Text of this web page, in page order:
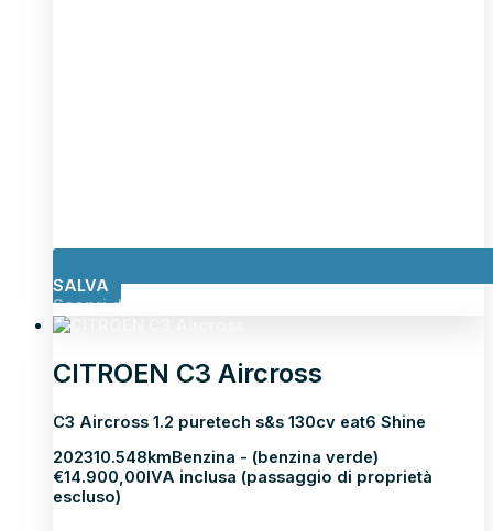
SALVA
Scopri di più
CITROEN C3 Aircross
C3 Aircross 1.2 puretech s&s 130cv eat6 Shine
202310.548kmBenzina - (benzina verde)
€14.900,00 IVA inclusa (passaggio di proprietà
escluso)